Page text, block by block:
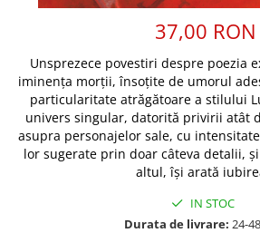
Familie
Barbati
Cresterea copiilor
Femei
Pix plastic
Jurnale
Jurnal de Rugaciune
Limba Engleza
Limba Română
Magneti
Tablouri
Alte suveniruri
Carti postale
Jurnal
Magneti
Suport pahar
37,00 RON
Unsprezece povestiri despre poezia
iminența morții, însoțite de umorul
particularitate atrăgătoare a stilului
univers singular, datorită privirii atât
asupra personajelor sale, cu
lor sugerate prin doar câteva detalii,
altul, își arată
IN STOC
Durata de livrare: 24-